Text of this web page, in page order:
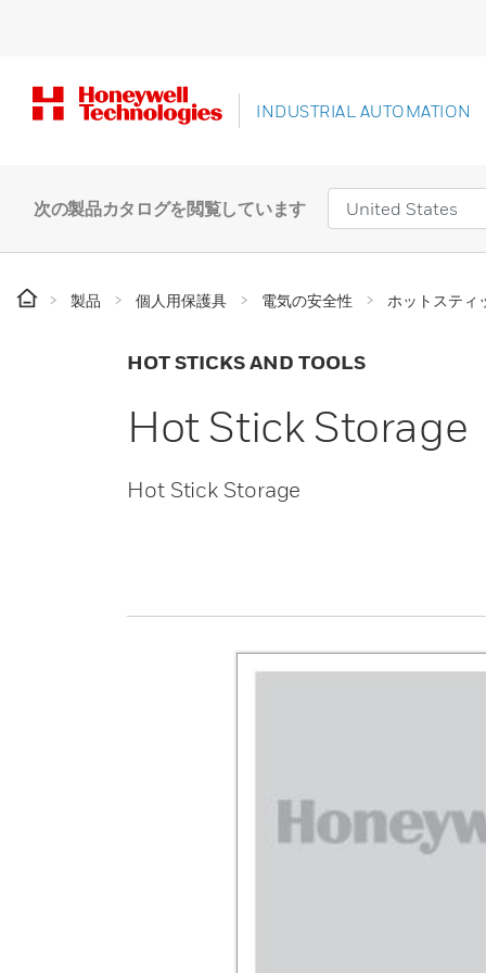
INDUSTRIAL AUTOMATION
次の製品カタログを閲覧しています
製品 個人用保護具 電気の安全性 ホットスティ
HOT STICKS AND TOOLS
Hot Stick Storage
Hot Stick Storage